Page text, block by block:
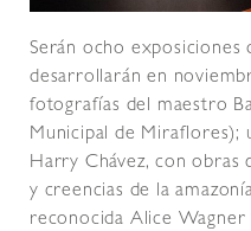
Serán ocho exposiciones
desarrollarán en
fotografías del maestro
Municipal de Miraflores);
Harry Chávez, con obras
y creencias de la
reconocida Alice Wagner